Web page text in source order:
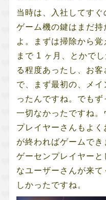
当時は、入社してすぐ
ゲーム機の鍵はまだ
よ。まずは掃除から
まで 1 ヶ月、とかで
る程度あったし、お
で、まず最初の、メ
ったんですね。でも
一切なかったですね
プレイヤーさんもよ
が終わればゲームで
ゲーセンプレイヤー
なユーザーさんが来
しかったですね。